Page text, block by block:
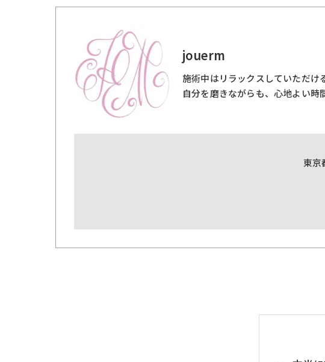
jouerm
施術中はリラックスしていただけ
自分を磨きながらも、心地よい時
東京